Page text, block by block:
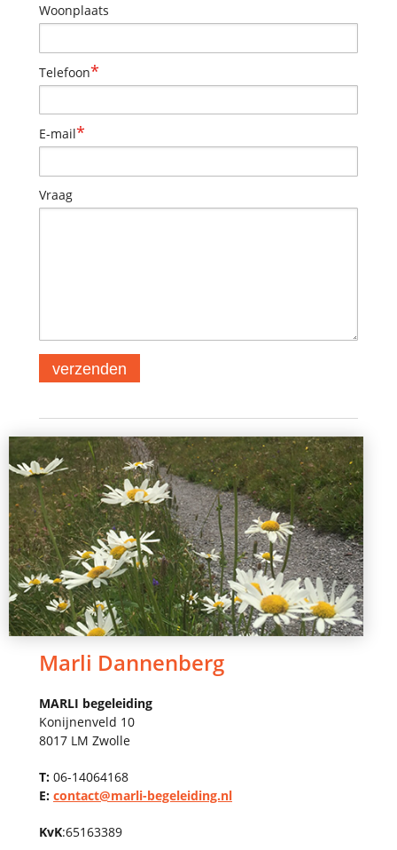
Woonplaats
Telefoon*
E-mail*
Vraag
verzenden
Marli Dannenberg
MARLI begeleiding
Konijnenveld 10
8017 LM Zwolle
T: 06-14064168
E: contact@marli-begeleiding.nl
KvK:65163389